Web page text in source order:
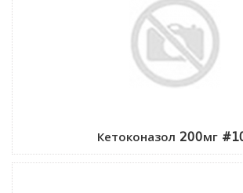
Кетоконазол 200мг